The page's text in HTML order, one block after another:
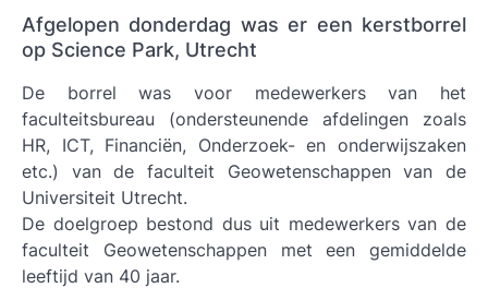
Afgelopen donderdag was er een kerstborrel
op Science Park, Utrecht
De borrel was voor medewerkers van het
faculteitsbureau (ondersteunende afdelingen zoals
HR, ICT, Financiën, Onderzoek- en onderwijszaken
etc.) van de faculteit Geowetenschappen van de
Universiteit Utrecht.
De doelgroep bestond dus uit medewerkers van de
faculteit Geowetenschappen met een gemiddelde
leeftijd van 40 jaar.